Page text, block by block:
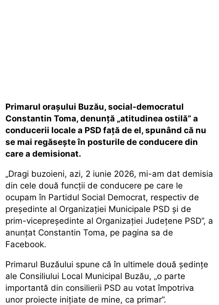
Primarul orașului Buzău, social-democratul
Constantin Toma, denunță „atitudinea ostilă” a
conducerii locale a PSD față de el, spunând că nu
se mai regăsește în posturile de conducere din
care a demisionat.
„Dragi buzoieni, azi, 2 iunie 2026, mi-am dat demisia
din cele două funcții de conducere pe care le
ocupam în Partidul Social Democrat, respectiv de
președinte al Organizației Municipale PSD și de
prim-vicepreședinte al Organizației Județene PSD”, a
anunțat Constantin Toma, pe pagina sa de
Facebook.
Primarul Buzăului spune că în ultimele două ședințe
ale Consiliului Local Municipal Buzău, „o parte
importantă din consilierii PSD au votat împotriva
unor proiecte inițiate de mine, ca primar”.